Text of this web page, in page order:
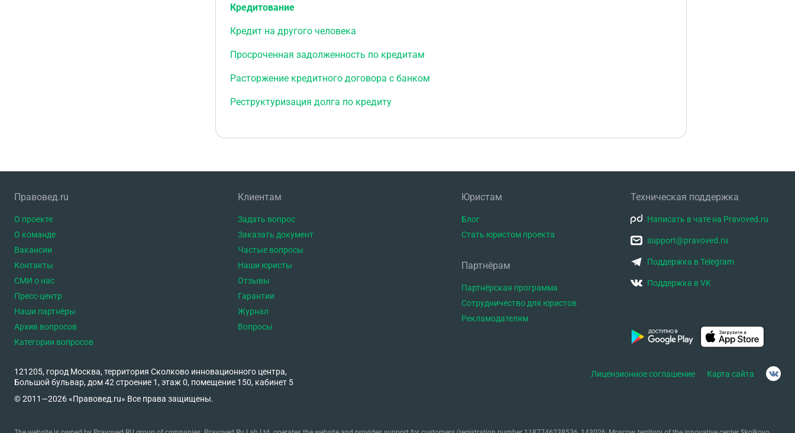
Кредитование
Кредит на другого человека
Просроченная задолженность по кредитам
Расторжение кредитного договора с банком
Реструктуризация долга по кредиту
Правовед.ru
О проекте
О команде
Вакансии
Контакты
СМИ о нас
Пресс-центр
Наши партнёры
Архив вопросов
Категории вопросов
Клиентам
Задать вопрос
Заказать документ
Частые вопросы
Наши юристы
Отзывы
Гарантии
Журнал
Вопросы
Юристам
Блог
Стать юристом проекта
Партнёрам
Партнёрская программа
Сотрудничество для юристов
Рекламодателям
Техническая поддержка
Написать в чате на Pravoved.ru
support@pravoved.ru
Поддержка в Telegram
Поддержка в VK
121205, город Москва, территория Сколково инновационного центра,
Большой бульвар, дом 42 строение 1, этаж 0, помещение 150, кабинет 5
© 2011—2026 «Правовед.ru» Все права защищены.
Лицензионное соглашение Карта сайта